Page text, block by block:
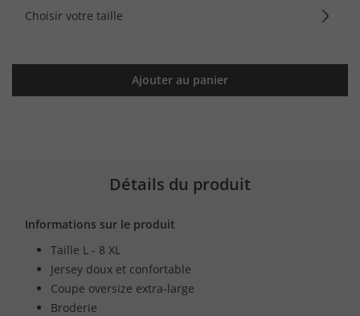
Choisir votre taille
Ajouter au panier
Détails du produit
Informations sur le produit
Taille L - 8 XL
Jersey doux et confortable
Coupe oversize extra-large
Broderie